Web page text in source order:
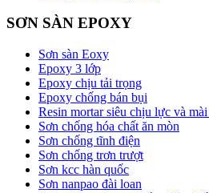
SƠN SÀN EPOXY
Sơn sàn Eoxy
Epoxy 3 lớp
Epoxy chịu tải trọng
Epoxy chống bán bụi
Resin mortar siêu chịu lực và
Sơn chống hóa chất ăn mòn
Sơn chống tĩnh điện
Sơn chống trơn trượt
Sơn kcc hàn quốc
Sơn nanpao đài loan